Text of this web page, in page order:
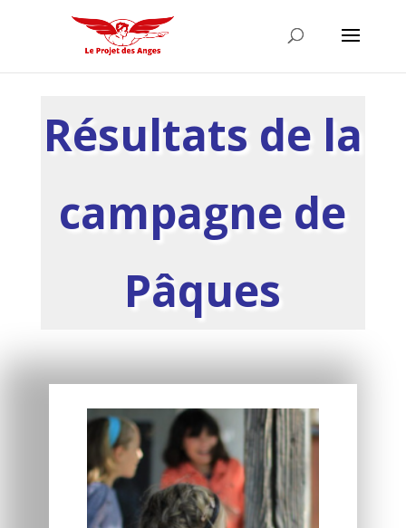
Résultats de la
campagne de
Pâques